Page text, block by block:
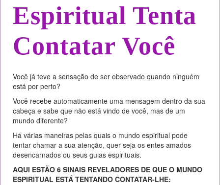
Espiritual Tenta
Contatar Você
Você já teve a sensação de ser observado quando ninguém
está por perto?
Você recebe automaticamente uma mensagem dentro da sua
cabeça e sabe que não está vindo de você, mas de um
mundo diferente?
Há várias maneiras pelas quais o mundo espiritual pode
tentar chamar a sua atenção, quer seja os entes amados
desencarnados ou seus guias espirituais.
AQUI ESTÃO 6 SINAIS REVELADORES DE QUE O MUNDO
ESPIRITUAL ESTÁ TENTANDO CONTATAR-LHE: